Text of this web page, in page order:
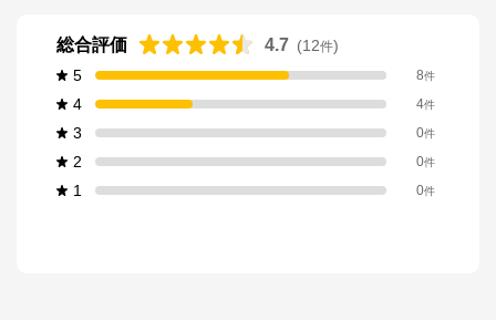
総合評価 4.7 (12件)
5
8件
4 4件
3 0件
2 0件
1 0件